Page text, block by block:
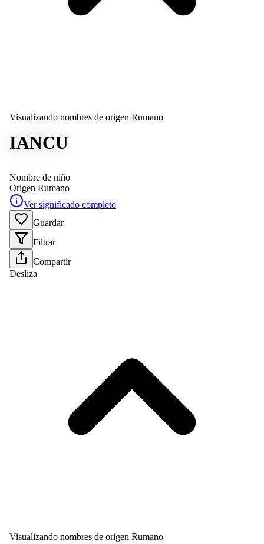
Visualizando nombres de origen Rumano
IANCU
Nombre de niño
Origen Rumano
Ver significado completo
Guardar
Filtrar
Compartir
Desliza
Visualizando nombres de origen Rumano